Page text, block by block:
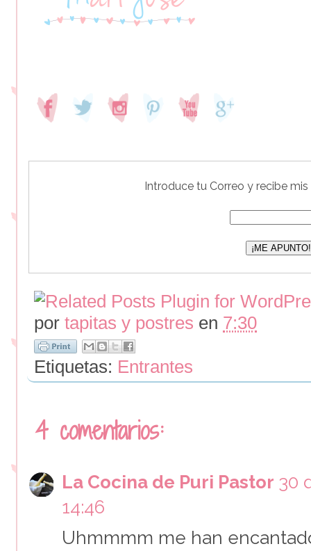
Introduce tu Correo y recibe
por tapitas y postres en 7:30
Etiquetas: Entrantes
4 comentarios:
La Cocina de Puri Pastor 30
14:46
Uhmmmm me han